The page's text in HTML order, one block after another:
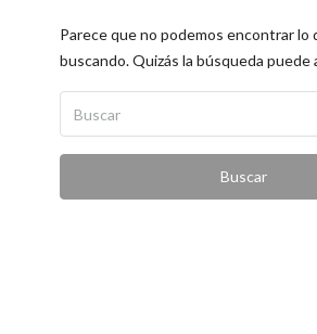
Parece que no podemos encontrar lo
buscando. Quizás la búsqueda puede
Buscar